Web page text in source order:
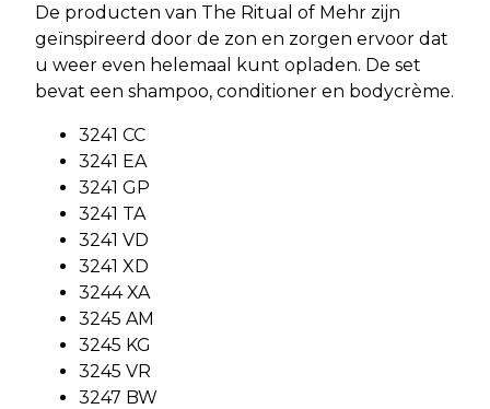
De producten van The Ritual of Mehr zijn
geïnspireerd door de zon en zorgen ervoor dat
u weer even helemaal kunt opladen. De set
bevat een shampoo, conditioner en bodycrème.
3241 CC
3241 EA
3241 GP
3241 TA
3241 VD
3241 XD
3244 XA
3245 AM
3245 KG
3245 VR
3247 BW